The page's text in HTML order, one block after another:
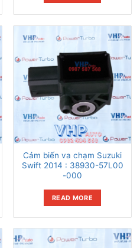
Cảm biến va chạm Suzuki
Swift 2014 : 38930-57L00
-000
READ MORE